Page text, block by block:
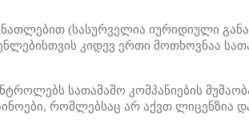
(სასურველია იურიდიული
კიდევ ერთი მოთხოვნაა
სათამაშო კომპანიების
რომლებსაც არ აქვთ ლიცენზია